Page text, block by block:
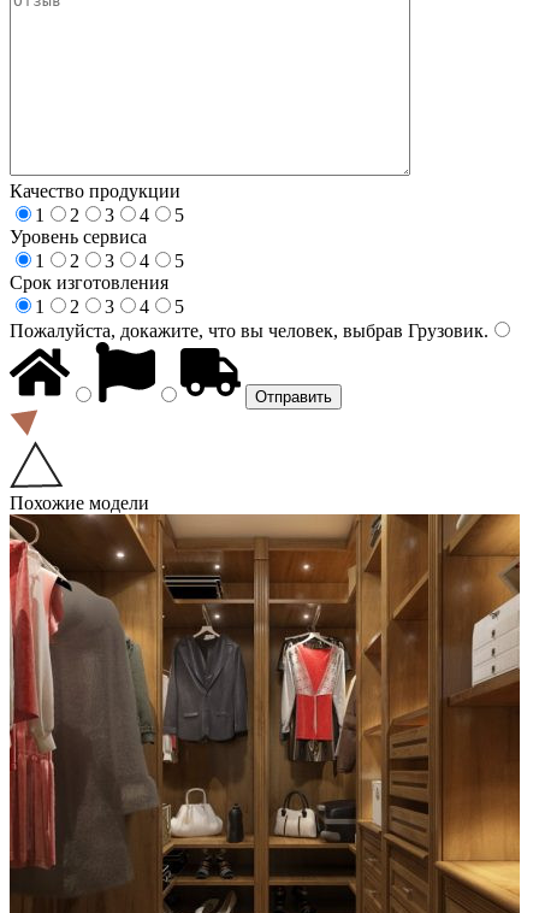
Качество продукции
1
2 3 4
5
Уровень сервиса
1
2 3 4
5
Срок изготовления
1
2 3 4
5
Пожалуйста, докажите, что вы человек, выбрав Грузовик.
Похожие модели